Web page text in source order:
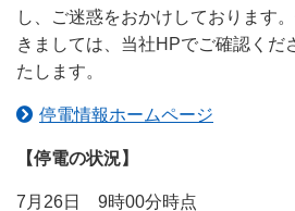
し、ご迷惑をおかけしております
きましては、当社HPでご確認くだ
たします。
停電情報ホームページ
【停電の状況】
7月26日 9時00分時点